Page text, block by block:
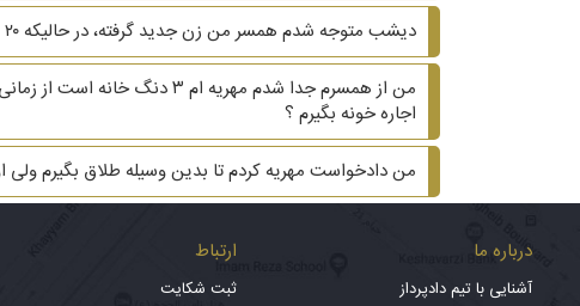
دیشب متوجه شدم همسر من زن جدید گرفته، در حالیکه ۲۰ سال هست که زیر یک سقف زندگی می کنیم و دوتا بچه داریم. ?? آیا می‌تونم هم طلاق هم مهریه رو بگیرم؟
من از همسرم جدا شدم
اجاره خونه بگیرم ؟
من دادخواست مهریه کردم تا بدین وسیله طلاق بگیرم
درباره ما
آشنایی با تیم دادپرداز
ارتباط
ثبت شکایت